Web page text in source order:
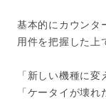
基本的にカウンタ
用件を把握した上
「新しい機種に
「ケータイが壊